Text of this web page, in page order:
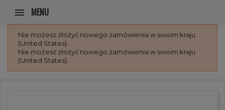
MENU
Nie możesz złożyć nowego zamówienia w swoim kraju
(United States).
Nie możesz złożyć nowego zamówienia w swoim kraju
(United States).